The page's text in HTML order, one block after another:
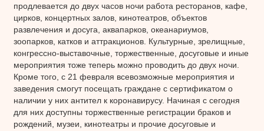
продлевается до двух часов ночи работа ресторанов, кафе,
цирков, концертных залов, кинотеатров, объектов
развлечения и досуга, аквапарков, океанариумов,
зоопарков, катков и аттракционов. Культурные, зрелищные,
конгрессно-выставочные, торжественные, досуговые и иные
мероприятия тоже теперь можно проводить до двух ночи.
Кроме того, с 21 февраля всевозможные мероприятия и
заведения смогут посещать граждане с сертификатом о
наличии у них антител к коронавирусу. Начиная с сегодня
для них доступны торжественные регистрации браков и
рождений, музеи, кинотеатры и прочие досуговые и